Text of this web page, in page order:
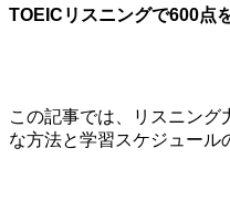
TOEICリスニングで600点
この記事では、リスニング
な方法と学習スケジュール